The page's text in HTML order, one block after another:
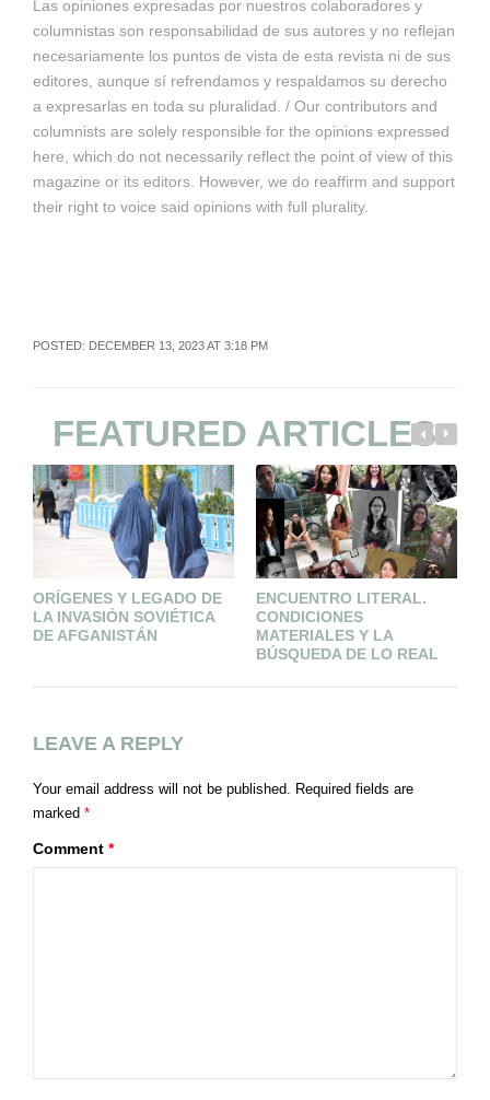
Las opiniones expresadas por nuestros colaboradores y
columnistas son responsabilidad de sus autores y no reflejan
necesariamente los puntos de vista de esta revista ni de sus
editores, aunque sí refrendamos y respaldamos su derecho
a expresarlas en toda su pluralidad. / Our contributors and
columnists are solely responsible for the opinions expressed
here, which do not necessarily reflect the point of view of this
magazine or its editors. However, we do reaffirm and support
their right to voice said opinions with full plurality.
POSTED: DECEMBER 13, 2023 AT 3:18 PM
FEATURED ARTICLES
ORÍGENES Y LEGADO DE
LA INVASIÓN SOVIÉTICA
DE AFGANISTÁN
ENCUENTRO LITERAL.
CONDICIONES
MATERIALES Y LA
BÚSQUEDA DE LO REAL
LEAVE A REPLY
Your email address will not be published. Required fields are
marked *
Comment *